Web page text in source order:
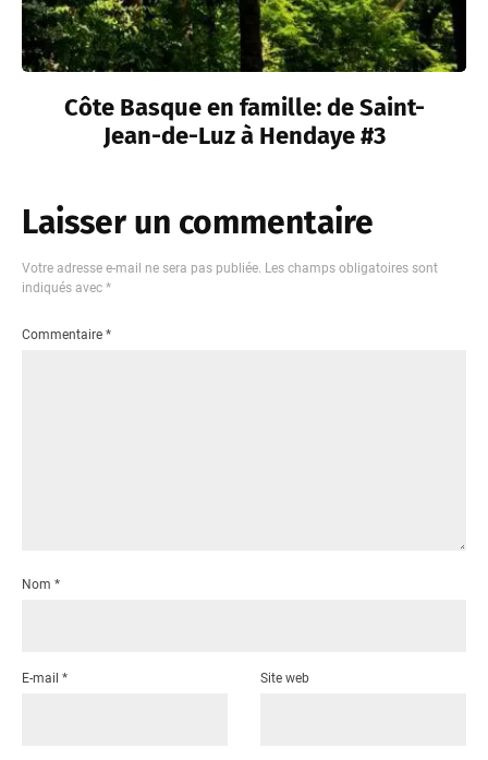
Côte Basque en famille: de Saint-
Jean-de-Luz à Hendaye #3
Laisser un commentaire
Votre adresse e-mail ne sera pas publiée. Les champs obligatoires sont
indiqués avec *
Commentaire *
Nom *
E-mail * Site web